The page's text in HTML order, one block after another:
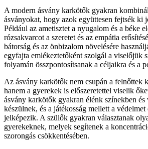
A modern ásvány karkötők gyakran
ásványokat, hogy azok együttesen fejtsék ki
Például az ametisztet a nyugalom és a béke
rózsakvarcot a szeretet és az empátia
bátorság és az önbizalom növelésére
egyfajta emlékeztetőként szolgál a viselőjük
folyamán összpontosítsanak a céljaikra és a
Az ásvány karkötők nem csupán a felnőttek
hanem a gyerekek is előszeretettel viselik
ásvány karkötők gyakran élénk színekben
készülnek, és a játékosság mellett a védelmet
jelképezik. A szülők gyakran választanak
gyerekeknek, melyek segítenek a
szorongás csökkentésében.